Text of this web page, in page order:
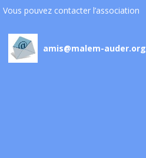
Vous pouvez contacter l’association
amis@malem-auder.org